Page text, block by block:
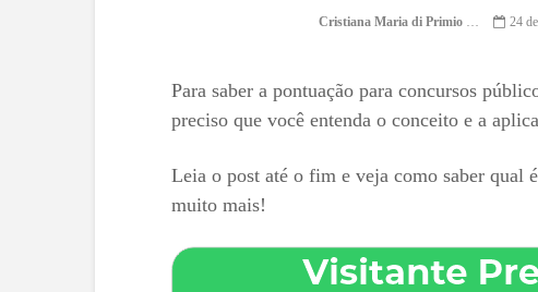
Cristiana Maria di Primio Gonçalves 24
Para saber a pontuação para concursos
preciso que você entenda o conceito e a
Leia o post até o fim e veja como saber qual
muito mais!